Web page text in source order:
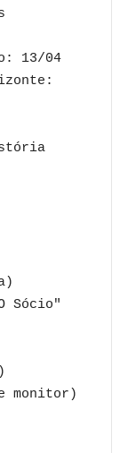
13/04
Sócio"
monitor)